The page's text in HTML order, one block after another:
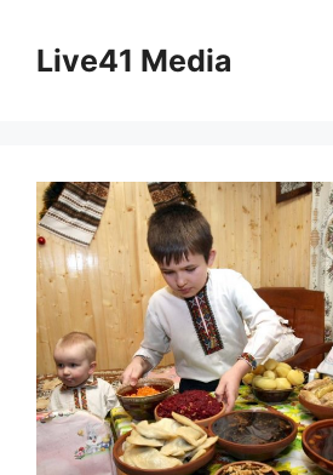
contentLive41 Media